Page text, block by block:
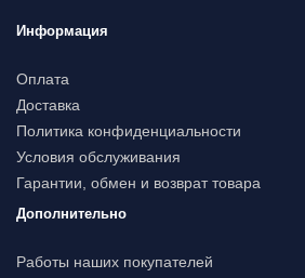
Информация
Оплата
Доставка
Политика конфиденциальности
Условия обслуживания
Гарантии, обмен и возврат товара
Дополнительно
Работы наших покупателей